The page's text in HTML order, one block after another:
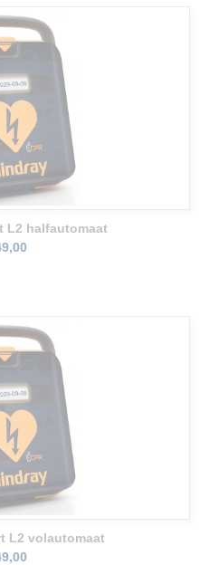
L2 halfautomaat
L2 volautomaat